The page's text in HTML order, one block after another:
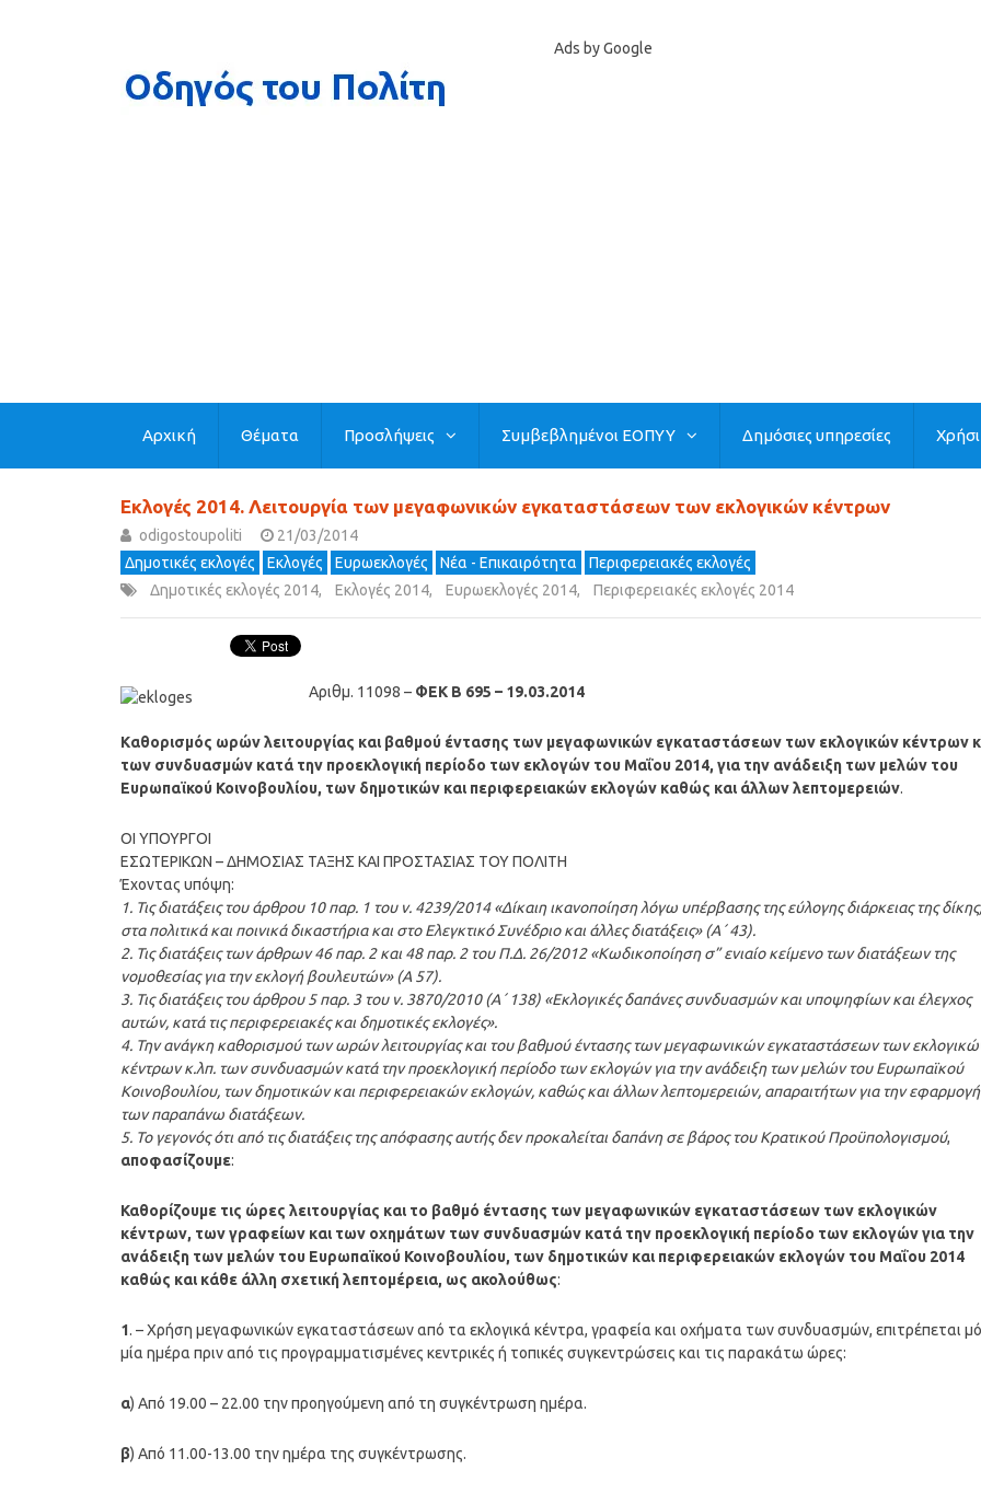
Ads by Google
Αρχική Θέματα Προσλήψεις Συμβεβλημένοι ΕΟΠΥΥ Δημόσιες υπηρεσίες
Εκλογές 2014. Λειτουργία των μεγαφωνικών εγκαταστάσεων των εκλογικών κέντρων
odigostoupoliti
21/03/2014
Δημοτικές εκλογές
Εκλογές Ευρωεκλογές Νέα - Επικαιρότητα
Περιφερειακές εκλογές
Δημοτικές εκλογές 2014, Εκλογές 2014, Ευρωεκλογές 2014, Περιφερειακές εκλογές 2014
Αριθμ. 11098 – ΦΕΚ Β 695 – 19.03.2014
Kαθορισμός ωρών λειτουργίας και βαθμού έντασης των μεγαφωνικών εγκαταστάσεων των εκλογικών κέντρων
των συνδυασμών κατά την προεκλογική περίοδο των εκλογών του Μαΐου 2014, για την ανάδειξη των μελών του
Ευρωπαϊκού Κοινοβουλίου, των δημοτικών και περιφερειακών εκλογών καθώς και άλλων λεπτομερειών.
ΟΙ ΥΠΟΥΡΓΟΙ
ΕΣΩΤΕΡΙΚΩΝ – ΔΗΜΟΣΙΑΣ ΤΑΞΗΣ ΚΑΙ ΠΡΟΣΤΑΣΙΑΣ ΤΟΥ ΠΟΛΙΤΗ
Έχοντας υπόψη:
1. Τις διατάξεις του άρθρου 10 παρ. 1 του ν. 4239/2014 «Δίκαιη ικανοποίηση λόγω υπέρβασης της εύλογης διάρκειας της δίκης,
στα πολιτικά και ποινικά δικαστήρια και στο Ελεγκτικό Συνέδριο και άλλες διατάξεις» (Α΄ 43).
2. Τις διατάξεις των άρθρων 46 παρ. 2 και 48 παρ. 2 του Π.Δ. 26/2012 «Κωδικοποίηση σ” ενιαίο κείμενο των διατάξεων της
νομοθεσίας για την εκλογή βουλευτών» (Α 57).
3. Τις διατάξεις του άρθρου 5 παρ. 3 του ν. 3870/2010 (A΄ 138) «Εκλογικές δαπάνες συνδυασμών και υποψηφίων και έλεγχος
αυτών, κατά τις περιφερειακές και δημοτικές εκλογές».
4. Την ανάγκη καθορισμού των ωρών λειτουργίας και του βαθμού έντασης των μεγαφωνικών εγκαταστάσεων των
κέντρων κ.λπ. των συνδυασμών κατά την προεκλογική περίοδο των εκλογών για την ανάδειξη των μελών του Ευρωπαϊκού
Κοινοβουλίου, των δημοτικών και περιφερειακών εκλογών, καθώς και άλλων λεπτομερειών, απαραιτήτων για την εφαρμογή
των παραπάνω διατάξεων.
5. Το γεγονός ότι από τις διατάξεις της απόφασης αυτής δεν προκαλείται δαπάνη σε βάρος του Κρατικού Προϋπολογισμού,
αποφασίζουμε:
Καθορίζουμε τις ώρες λειτουργίας και το βαθμό έντασης των μεγαφωνικών εγκαταστάσεων των εκλογικών
κέντρων, των γραφείων και των οχημάτων των συνδυασμών κατά την προεκλογική περίοδο των εκλογών για την
ανάδειξη των μελών του Ευρωπαϊκού Κοινοβουλίου, των δημοτικών και περιφερειακών εκλογών του Μαΐου 2014
καθώς και κάθε άλλη σχετική λεπτομέρεια, ως ακολούθως:
1. – Χρήση μεγαφωνικών εγκαταστάσεων από τα εκλογικά κέντρα, γραφεία και οχήματα των συνδυασμών, επιτρέπεται
μία ημέρα πριν από τις προγραμματισμένες κεντρικές ή τοπικές συγκεντρώσεις και τις παρακάτω ώρες:
α) Από 19.00 – 22.00 την προηγούμενη από τη συγκέντρωση ημέρα.
β) Από 11.00-13.00 την ημέρα της συγκέντρωσης.